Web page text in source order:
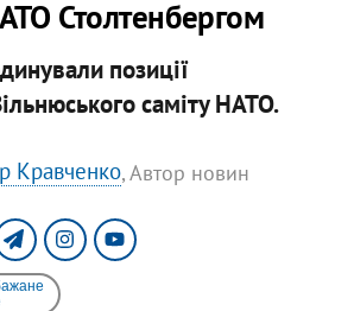
Столтенбергом
позиції
саміту НАТО.
Кравченко, Автор новин